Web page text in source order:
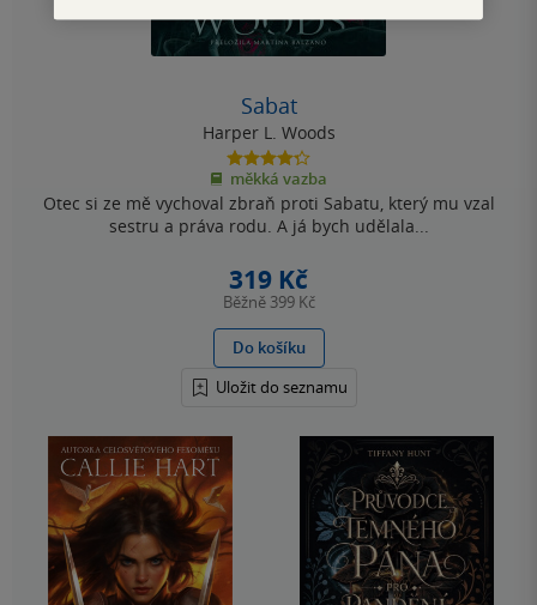
Sabat
Harper L. Woods
4.3
z
5
hvězdiček
měkká vazba
Otec si ze mě vychoval zbraň proti Sabatu, který mu vzal
sestru a práva rodu. A já bych udělala...
319 Kč
Běžně 399 Kč
Do košíku
Uložit do seznamu